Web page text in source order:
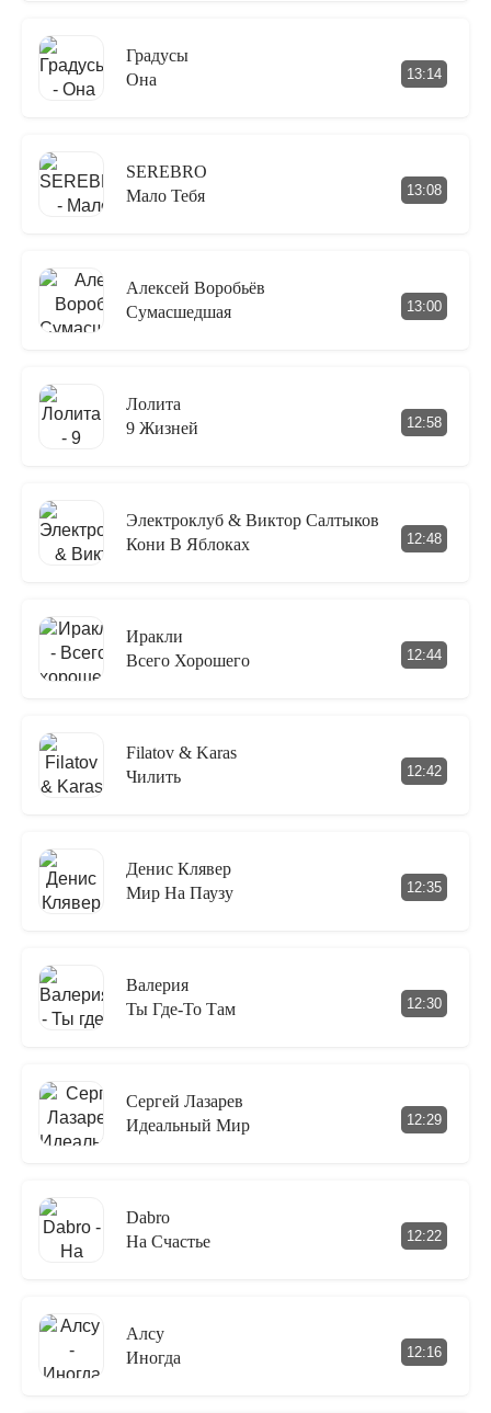
Градусы
Она
13:14
SEREBRO
Мало Тебя
13:08
Алексей Воробьёв
Сумасшедшая
13:00
Лолита
9 Жизней
12:58
Электроклуб & Виктор Салтыков
Кони В Яблоках
12:48
Иракли
Всего Хорошего
12:44
Filatov & Karas
Чилить
12:42
Денис Клявер
Мир На Паузу
12:35
Валерия
Ты Где-То Там
12:30
Сергей Лазарев
Идеальный Мир
12:29
Dabro
На Счастье
12:22
Алсу
Иногда
12:16